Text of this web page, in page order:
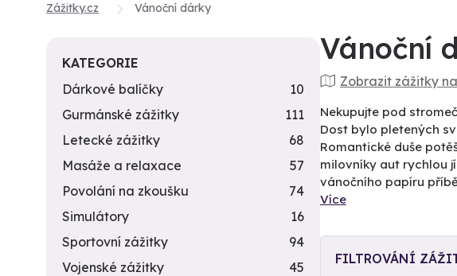
Zážitky.cz Vánoční dárky
Vánoční
Zobrazit zážitky
Nekupujte pod
Dost bylo pletených
Romantické duše
milovníky aut rychlou
vánočního papíru
Více
FILTROVÁNÍ
KATEGORIE
Dárkové balíčky
10
Gurmánské zážitky
111
Letecké zážitky
68
Masáže a relaxace
57
Povolání na zkoušku
74
Simulátory
16
Sportovní zážitky
94
Vojenské zážitky
45